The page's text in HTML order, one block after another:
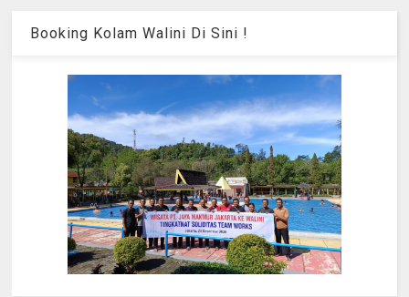
Booking Kolam Walini Di Sini !